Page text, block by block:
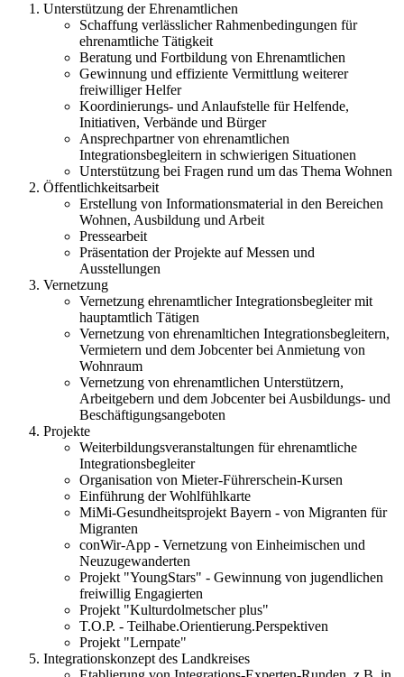
Unterstützung der Ehrenamtlichen
Schaffung verlässlicher Rahmenbedingungen für
ehrenamtliche Tätigkeit
Beratung und Fortbildung von Ehrenamtlichen
Gewinnung und effiziente Vermittlung weiterer
freiwilliger Helfer
Koordinierungs- und Anlaufstelle für Helfende,
Initiativen, Verbände und Bürger
Ansprechpartner von ehrenamtlichen
Integrationsbegleitern in schwierigen Situationen
Unterstützung bei Fragen rund um das Thema Wohnen
Öffentlichkeitsarbeit
Erstellung von Informationsmaterial in den Bereichen
Wohnen, Ausbildung und Arbeit
Pressearbeit
Präsentation der Projekte auf Messen und
Ausstellungen
Vernetzung
Vernetzung ehrenamtlicher Integrationsbegleiter mit
hauptamtlich Tätigen
Vernetzung von ehrenamltichen Integrationsbegleitern,
Vermietern und dem Jobcenter bei Anmietung von
Wohnraum
Vernetzung von ehrenamtlichen Unterstützern,
Arbeitgebern und dem Jobcenter bei Ausbildungs- und
Beschäftigungsangeboten
Projekte
Weiterbildungsveranstaltungen für ehrenamtliche
Integrationsbegleiter
Organisation von Mieter-Führerschein-Kursen
Einführung der Wohlfühlkarte
MiMi-Gesundheitsprojekt Bayern - von Migranten für
Migranten
conWir-App - Vernetzung von Einheimischen und
Neuzugewanderten
Projekt "YoungStars" - Gewinnung von jugendlichen
freiwillig Engagierten
Projekt "Kulturdolmetscher plus"
T.O.P. - Teilhabe.Orientierung.Perspektiven
Projekt "Lernpate"
Integrationskonzept des Landkreises